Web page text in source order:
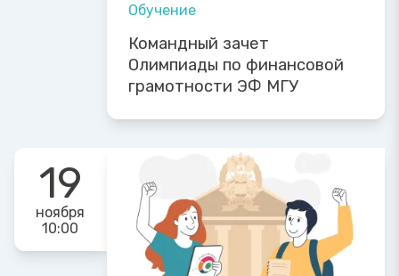
Обучение
Командный зачет
Олимпиады по финансовой
грамотности ЭФ МГУ
19
ноября
10:00